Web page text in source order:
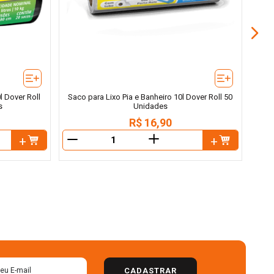
Roll
Saco para Lixo Pia e Banheiro 10l Dover Roll 50
Unidades
R$ 16,90
＋
CADASTRAR